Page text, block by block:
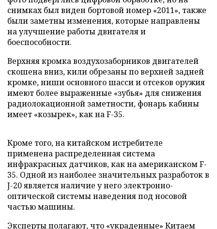
снимках был виден бортовой номер «2011», также
были заметны изменения, которые направлены
на улучшение работы двигателя и
боеспособности.
Верхняя кромка воздухозаборников двигателей
скошена вниз, кили обрезаны по верхней задней
кромке, ниши основного шасси и отсеков оружия
имеют более выраженные «зубья» для снижения
радиолокационной заметности, фонарь кабины
имеет «козырек», как на F-35.
Кроме того, на китайском истребителе
применена распределенная система
инфракрасных датчиков, как на американском F-
35. Одной из наиболее значительных разработок в
J-20 является наличие у него электронно-
оптической системы наведения под носовой
частью машины.
Эксперты полагают, что «украденные» Китаем